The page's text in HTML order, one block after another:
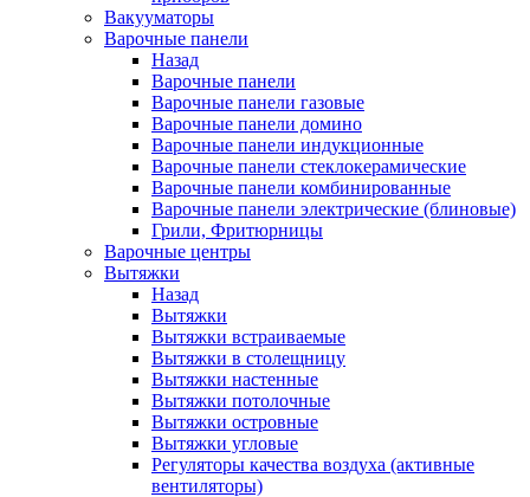
Вакууматоры
Варочные панели
Назад
Варочные панели
Варочные панели газовые
Варочные панели домино
Варочные панели индукционные
Варочные панели стеклокерамические
Варочные панели комбинированные
Варочные панели электрические (блиновые)
Грили, Фритюрницы
Варочные центры
Вытяжки
Назад
Вытяжки
Вытяжки встраиваемые
Вытяжки в столещницу
Вытяжки настенные
Вытяжки потолочные
Вытяжки островные
Вытяжки угловые
Регуляторы качества воздуха (активные
вентиляторы)